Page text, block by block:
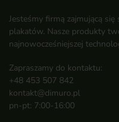
Jesteśmy firmą zajmującą
plakatów. Nasze produkty
najnowocześniejszej
Zapraszamy do kontaktu:
+48 453 507 842
kontakt@dimuro.pl
pn-pt: 7:00-16:00